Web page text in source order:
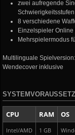
zwei aufregende
Schwierigkeitsstufen
8 verschiedene
Einzelspieler Online
Mehrspielermodus
Multilinguale
Wendecover inklusive
CPU RAM OS
Intel/AMD
1 GB